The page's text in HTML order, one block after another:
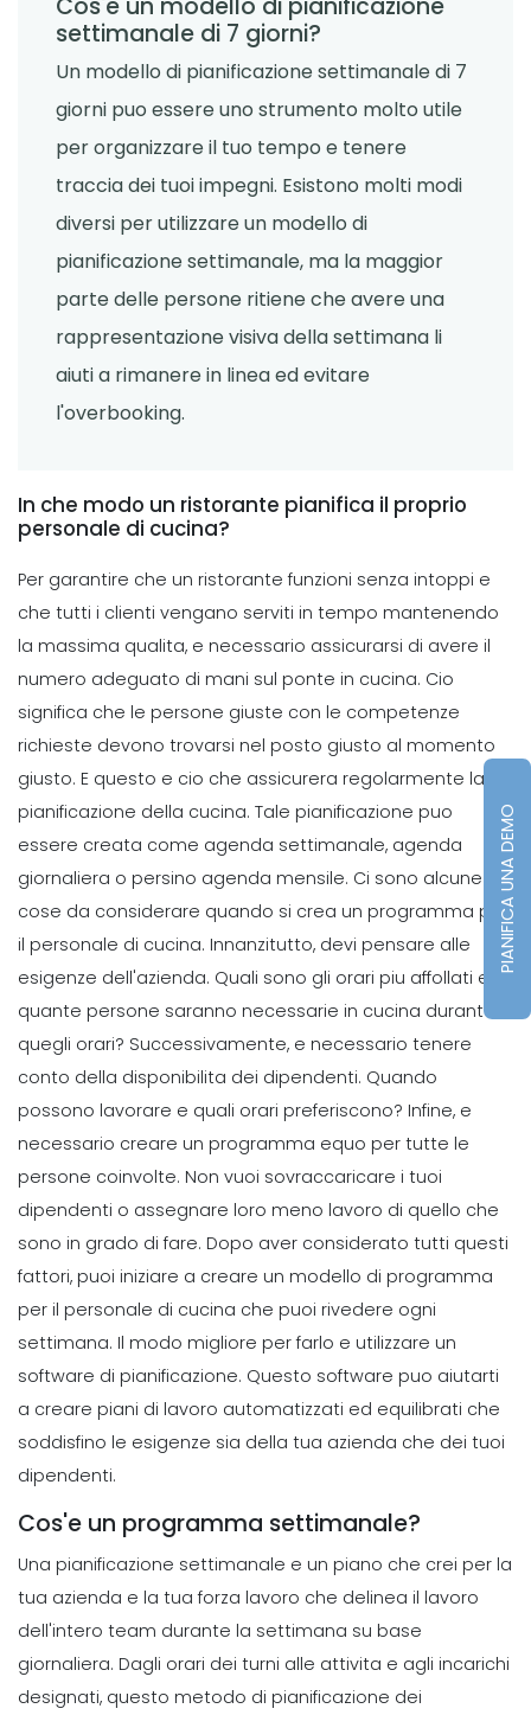
Sanchari Chatterjee
Schedule Management
5 motivi per cui dovresti iniziare la
pianificazione degli appuntamenti
online
Sanchari Chatterjee Apr 15, 2022
Workforce Planning
Strategie di gestione del tempo- 7
semplici modi per creare piu tempo
Sanchari Chatterjee Apr 13, 2022
reale e come funzionano
Sanchari Chatterjee Apr 12, 2022
10 capacita di gestione del tempo
per rendere la tua giornata piu
produttiva
Sanchari Chatterjee Mar 31, 2022
Employee Scheduling
Come programmare i dipendenti- 10
suggerimenti per l'utilizzo del
software di pianificazione dei
dipendenti cloud
Scrittore Personale
Time Management Software
10 app che ti semplificheranno la vita
con un programma settimanale
definito
Scrittore Personale Mar 22, 2022
Management
pianificazione dei
Michelle Jaco Oct 12, 2020
Che cosa significa Programmazione
prevista per il tuo marchio
Michelle Jaco Oct 12, 2020
5 Strategie di gestione del tempo
Oct 12, 2020
Management
Come gestire il tempo come
manager ristorante gestione del
Michelle Jaco Oct 12, 2020
Cos'e un modello di pianificazione
settimanale di 7 giorni?
Un modello di pianificazione settimanale di 7
giorni puo essere uno strumento molto utile
per organizzare il tuo tempo e tenere
traccia dei tuoi impegni. Esistono molti modi
diversi per utilizzare un modello di
pianificazione settimanale, ma la maggior
parte delle persone ritiene che avere una
rappresentazione visiva della settimana li
aiuti a rimanere in linea ed evitare
l'overbooking.
In che modo un ristorante pianifica il proprio
personale di cucina?
Per garantire che un ristorante funzioni senza intoppi e
che tutti i clienti vengano serviti in tempo mantenendo
la massima qualita, e necessario assicurarsi di avere il
numero adeguato di mani sul ponte in cucina. Cio
significa che le persone giuste con le competenze
richieste devono trovarsi nel posto giusto al momento
giusto. E questo e cio che assicurera regolarmente la
pianificazione della cucina. Tale pianificazione puo
essere creata come agenda settimanale, agenda
giornaliera o persino agenda mensile. Ci sono alcune
cose da considerare quando si crea un programma per
il personale di cucina. Innanzitutto, devi pensare alle
esigenze dell'azienda. Quali sono gli orari piu affollati e
quante persone saranno necessarie in cucina durante
quegli orari? Successivamente, e necessario tenere
conto della disponibilita dei dipendenti. Quando
possono lavorare e quali orari preferiscono? Infine, e
necessario creare un programma equo per tutte le
persone coinvolte. Non vuoi sovraccaricare i tuoi
dipendenti o assegnare loro meno lavoro di quello che
sono in grado di fare. Dopo aver considerato tutti questi
fattori, puoi iniziare a creare un modello di programma
per il personale di cucina che puoi rivedere ogni
settimana. Il modo migliore per farlo e utilizzare un
software di pianificazione. Questo software puo aiutarti
a creare piani di lavoro automatizzati ed equilibrati che
soddisfino le esigenze sia della tua azienda che dei tuoi
dipendenti.
Cos'e un programma settimanale?
Una pianificazione settimanale e un piano che crei per la
tua azienda e la tua forza lavoro che delinea il lavoro
dell'intero team durante la settimana su base
giornaliera. Dagli orari dei turni alle attivita e agli incarichi
designati, questo metodo di pianificazione dei
PIANIFICA UNA DEMO